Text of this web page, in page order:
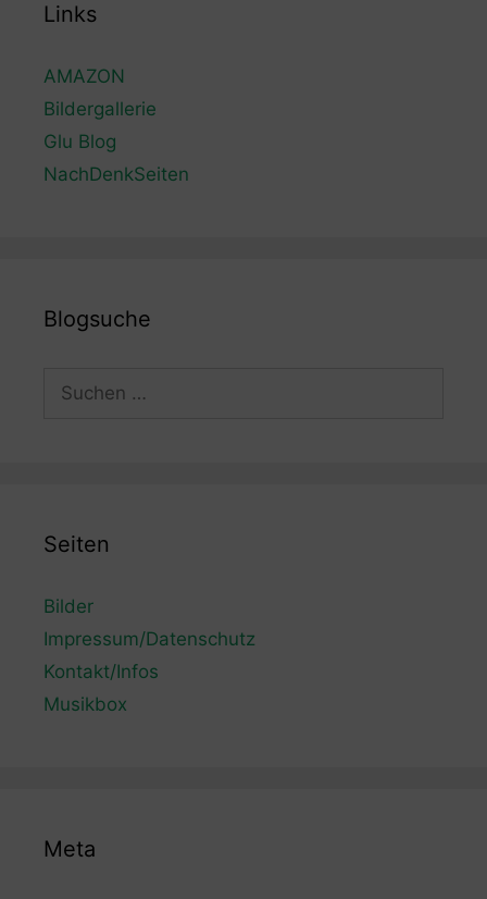
Links
AMAZON
Bildergallerie
Glu Blog
NachDenkSeiten
Blogsuche
Seiten
Bilder
Impressum/Datenschutz
Kontakt/Infos
Musikbox
Meta